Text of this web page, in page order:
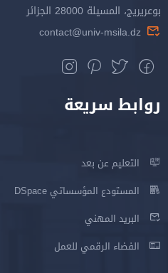
بوعريريج، المسيلة 28000 الجزائر
contact@univ-msila.dz
روابط سريعة
التعليم عن بعد
المستودع المؤسساتي DSpace
البريد المهني
الفضاء الرقمي للعمل